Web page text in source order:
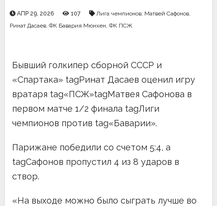
АПР 29, 2026 107 Лига чемпионов, Матвей Сафонов,
Ринат Дасаев, ФК Бавария Мюнхен, ФК ПСЖ
Бывший голкипер сборной СССР и
«Спартака» tagРинат Дасаев оценил игру
вратаря tag«ПСЖ»tagМатвея Сафонова в
первом матче 1/2 финала tagЛиги
чемпионов против tag«Баварии».
Парижане победили со счетом 5:4, а
tagСафонов пропустил 4 из 8 ударов в
створ.
«На выходе можно было сыграть лучше во